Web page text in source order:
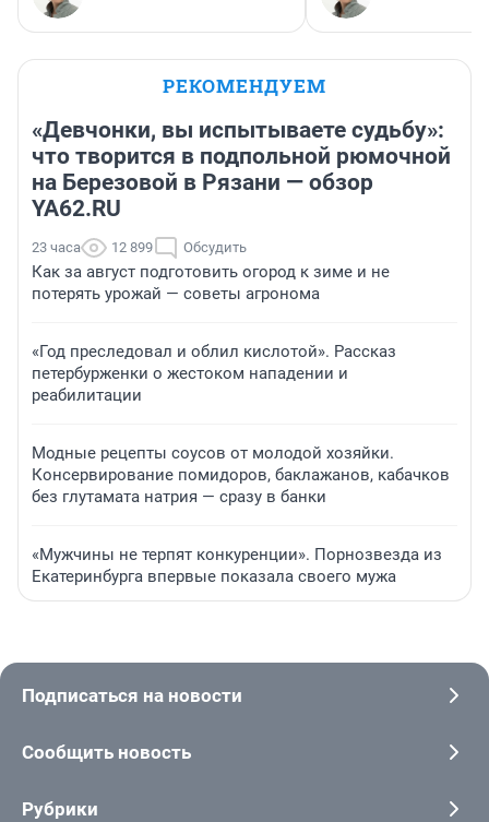
РЕКОМЕНДУЕМ
«Девчонки, вы испытываете судьбу»:
что творится в подпольной рюмочной
на Березовой в Рязани — обзор
YA62.RU
23 часа 12 899 Обсудить
Как за август подготовить огород к зиме и не
потерять урожай — советы агронома
«Год преследовал и облил кислотой». Рассказ
петербурженки о жестоком нападении и
реабилитации
Модные рецепты соусов от молодой хозяйки.
Консервирование помидоров, баклажанов, кабачков
без глутамата натрия — сразу в банки
«Мужчины не терпят конкуренции». Порнозвезда из
Екатеринбурга впервые показала своего мужа
Подписаться на новости
Сообщить новость
Рубрики